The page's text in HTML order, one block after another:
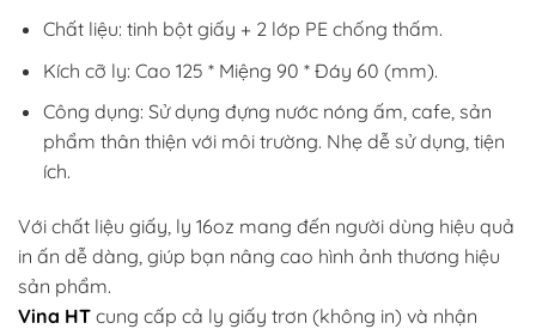
Chất liệu: tinh bột giấy + 2 lớp PE chống thấm.
Kích cỡ ly: Cao 125 * Miệng 90 * Đáy 60 (mm).
Công dụng: Sử dụng đựng nước nóng ấm, cafe, sản
phẩm thân thiện với môi trường. Nhẹ dễ sử dụng, tiện
ích.
Với chất liệu giấy, ly 16oz mang đến người dùng hiệu quả
in ấn dễ dàng, giúp bạn nâng cao hình ảnh thương hiệu
sản phẩm.
Vina HT cung cấp cả ly giấy trơn (không in) và nhận